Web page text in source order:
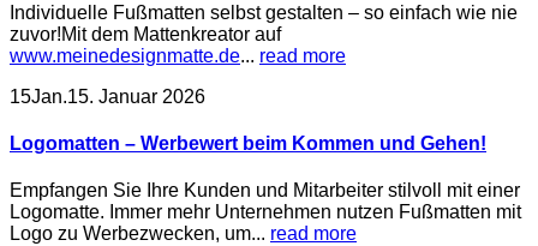
Individuelle Fußmatten selbst gestalten – so einfach wie nie
zuvor!Mit dem Mattenkreator auf
www.meinedesignmatte.de... read more
15Jan.15. Januar 2026
Logomatten – Werbewert beim Kommen und Gehen!
Empfangen Sie Ihre Kunden und Mitarbeiter stilvoll mit einer
Logomatte. Immer mehr Unternehmen nutzen Fußmatten mit
Logo zu Werbezwecken, um... read more